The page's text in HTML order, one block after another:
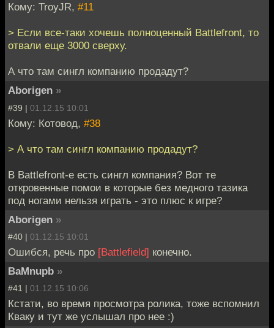
Кому: TroyJR, #11
> Если все-таки хочешь полноценный Battlefront, то
отвали еще 3000 сверху.
А что там сингл компанию продадут?
Aborigen »
#39 | 01.12.15 10:01
Кому: Котовод, #38
> А что там сингл компанию продадут?
В Battlefront-е есть сингл компания? Вот те
откровенные помои в которые без медного тазика
под ногами нельзя играть - это плюс к игре?
Aborigen »
#40 | 01.12.15 10:01
Ошибся, речь про [Battlefield] конечно.
BaMnupb »
#41 | 01.12.15 10:06
Кстати, во время просмотра ролика, тоже вспомнил
Кваку и тут же услышал про нее :)